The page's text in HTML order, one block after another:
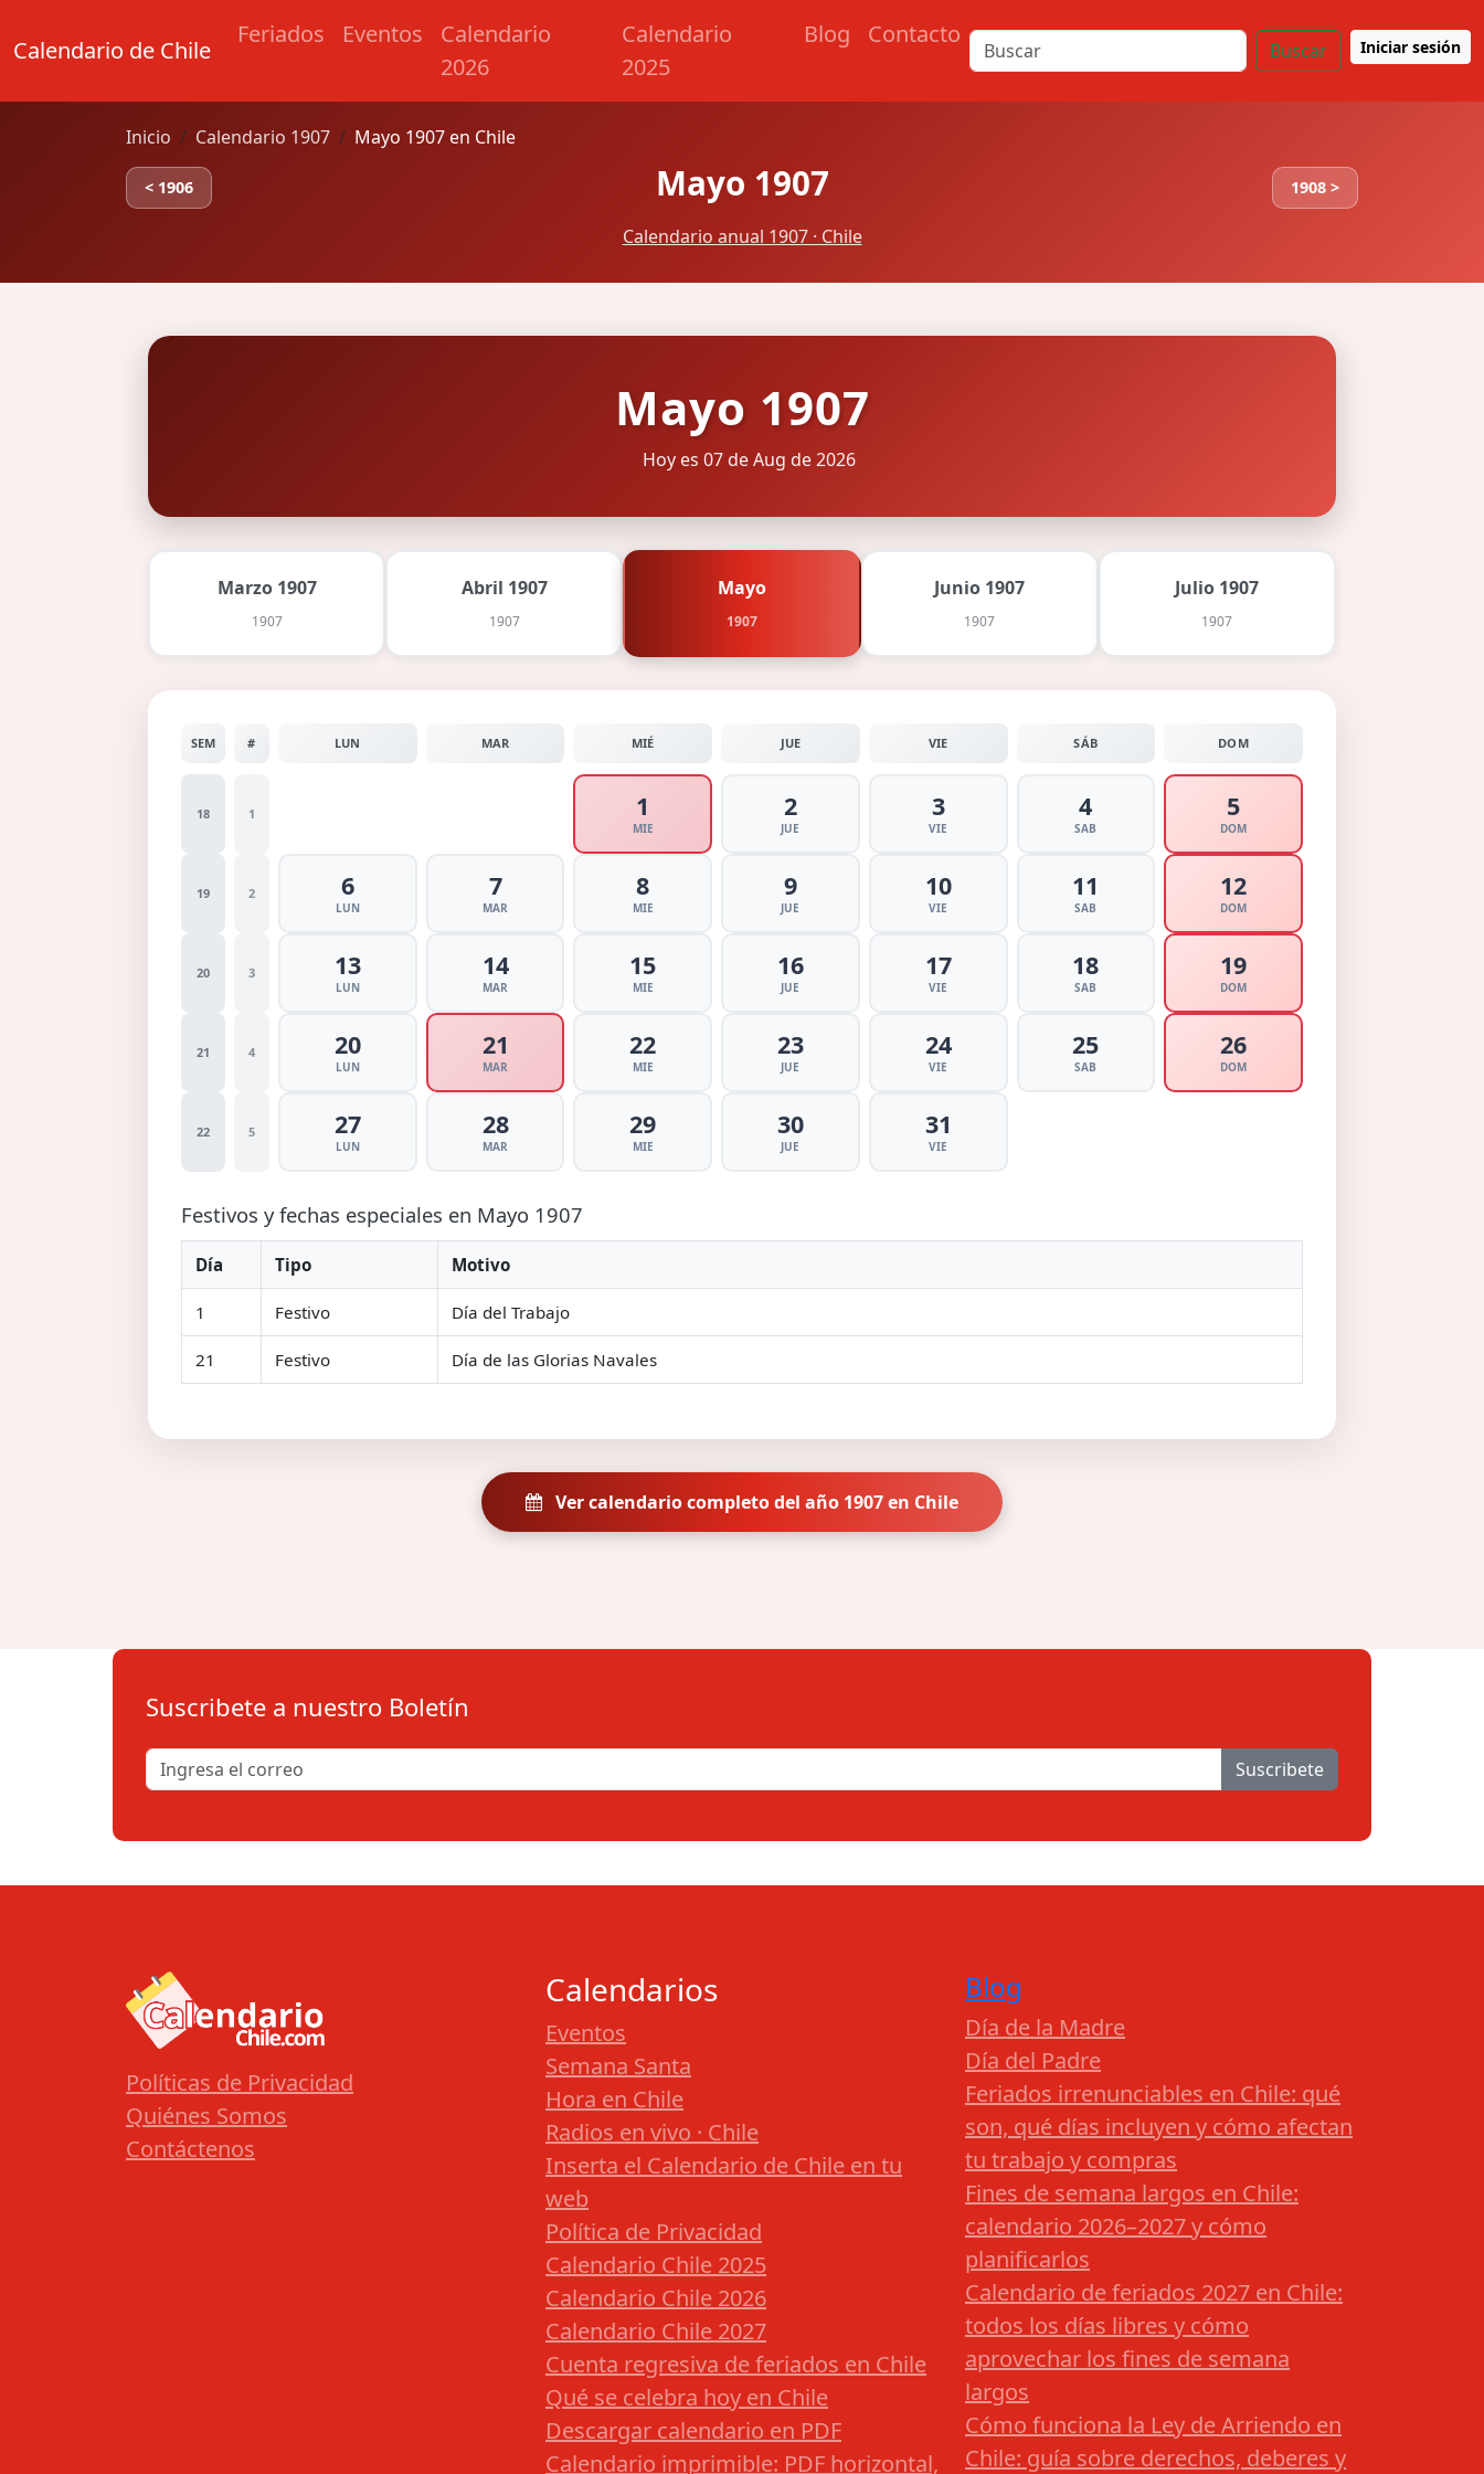
Calendario de Chile
Feriados Eventos
Calendario
2026
Calendario
2025
Blog Contacto
Buscar Iniciar sesión
Inicio Calendario 1907 Mayo 1907 en Chile
< 1906 Mayo 1907 1908 >
Calendario anual 1907 · Chile
Mayo 1907
Hoy es 07 de Aug de 2026
Marzo 1907
1907
Abril 1907
1907
Mayo
1907
Junio 1907
1907
Julio 1907
1907
SEM # LUN MAR MIÉ JUE VIE SÁB DOM
18 1 1
MIE
2
JUE
3
VIE
4
SAB
5
DOM
19 2 6
LUN
7
MAR
8
MIE
9
JUE
10
VIE
11
SAB
12
DOM
20 3 13
LUN
14
MAR
15
MIE
16
JUE
17
VIE
18
SAB
19
DOM
21 4 20
LUN
21
MAR
22
MIE
23
JUE
24
VIE
25
SAB
26
DOM
22 5 27
LUN
28
MAR
29
MIE
30
JUE
31
VIE
Festivos y fechas especiales en Mayo 1907
Día Tipo Motivo
1 Festivo Día del Trabajo
21 Festivo Día de las Glorias Navales
Ver calendario completo del año 1907 en Chile
Suscribete a nuestro Boletín
Suscribete
Políticas de Privacidad
Quiénes Somos
Contáctenos
Calendarios
Eventos
Semana Santa
Hora en Chile
Radios en vivo · Chile
Inserta el Calendario de Chile en tu
web
Política de Privacidad
Calendario Chile 2025
Calendario Chile 2026
Calendario Chile 2027
Cuenta regresiva de feriados en Chile
Qué se celebra hoy en Chile
Descargar calendario en PDF
Calendario imprimible: PDF horizontal,
Blog
Día de la Madre
Día del Padre
Feriados irrenunciables en Chile: qué
son, qué días incluyen y cómo afectan
tu trabajo y compras
Fines de semana largos en Chile:
calendario 2026–2027 y cómo
planificarlos
Calendario de feriados 2027 en Chile:
todos los días libres y cómo
aprovechar los fines de semana
largos
Cómo funciona la Ley de Arriendo en
Chile: guía sobre derechos, deberes y